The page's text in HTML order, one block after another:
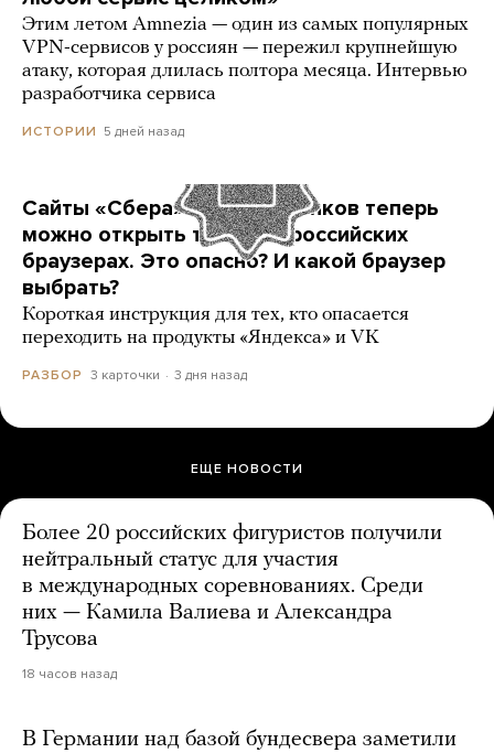
Этим летом Amnezia — один из самых популярных
VPN-сервисов у россиян — пережил крупнейшую
атаку, которая длилась полтора месяца. Интервью
разработчика сервиса
ИСТОРИИ 5 дней назад
Сайты «Сбера» и других банков теперь
можно открыть только в российских
браузерах. Это опасно? И какой браузер
выбрать?
Короткая инструкция для тех, кто опасается
переходить на продукты «Яндекса» и VK
РАЗБОР 3 карточки 3 дня назад
ЕЩЕ НОВОСТИ
Более 20 российских фигуристов получили
нейтральный статус для участия
в международных соревнованиях. Среди
них — Камила Валиева и Александра
Трусова
18 часов назад
В Германии над базой бундесвера заметили